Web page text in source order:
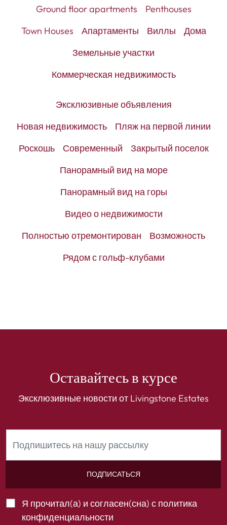
Ground floor apartments
Penthouses
Town Houses
Апартаменты Виллы
Дома
Земельные участки
Коммерческая недвижимость
Эксклюзивные объявления
Новая недвижимость
Пляж на первой линии
Роскошь
Современный
Закрытый поселок
Панорамный вид на море
Панорамный вид на горы
Видео о недвижимости
Полностью отремонтирован
Возможность
Рядом с гольф-клубами
Оставайтесь в курсе
Эксклюзивные новости от Livingstone Estates
ПОДПИСАТЬСЯ
Я прочитал(а) и согласен(сна) с политика
конфиденциальности